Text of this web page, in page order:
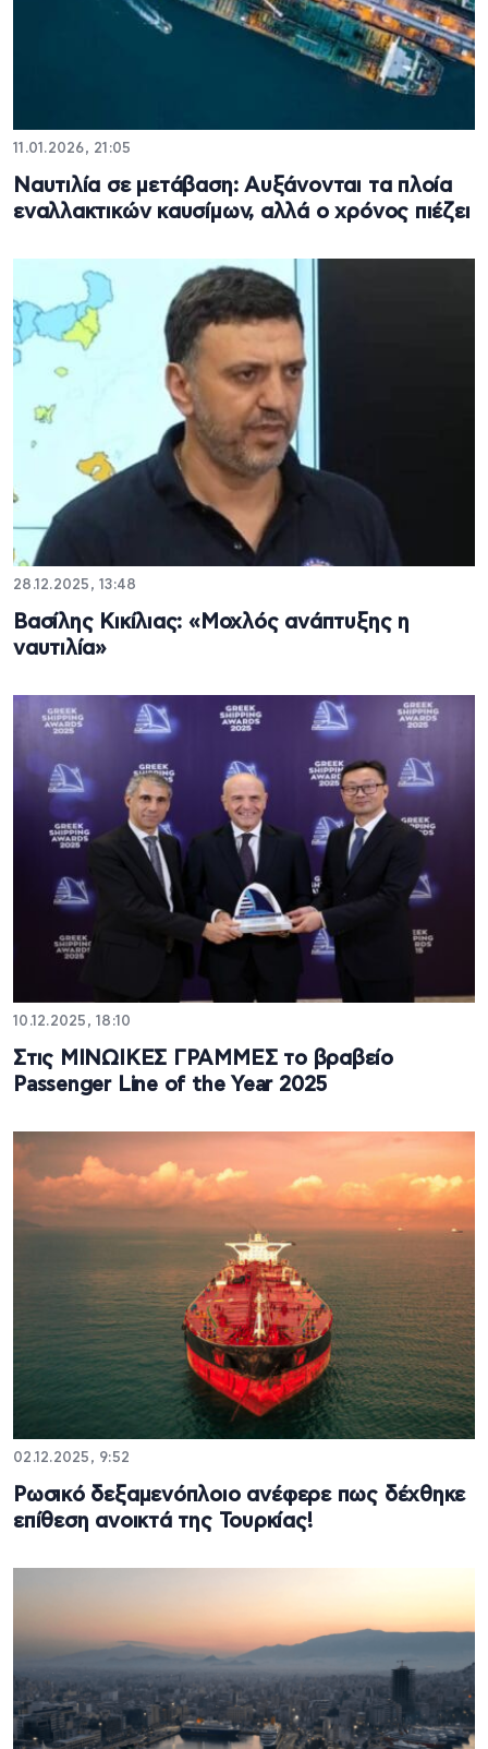
11.01.2026, 21:05
Ναυτιλία σε μετάβαση: Αυξάνονται τα πλοία
εναλλακτικών καυσίμων, αλλά ο χρόνος πιέζει
28.12.2025, 13:48
Βασίλης Κικίλιας: «Μοχλός ανάπτυξης η
ναυτιλία»
10.12.2025, 18:10
Στις ΜΙΝΩΙΚΕΣ ΓΡΑΜΜΕΣ το βραβείο
Passenger Line of the Year 2025
02.12.2025, 9:52
Ρωσικό δεξαμενόπλοιο ανέφερε πως δέχθηκε
επίθεση ανοικτά της Τουρκίας!